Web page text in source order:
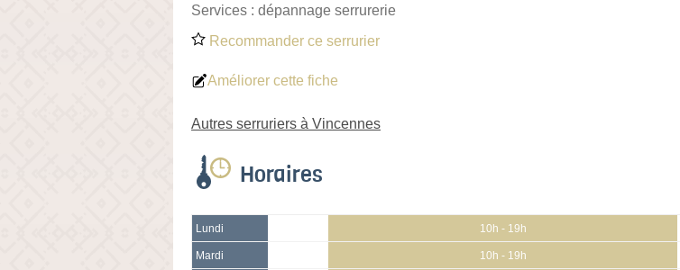
Services : dépannage serrurerie
Recommander ce serrurier
Améliorer cette fiche
Autres serruriers à Vincennes
Horaires
Lundi 10h - 19h
Mardi 10h - 19h